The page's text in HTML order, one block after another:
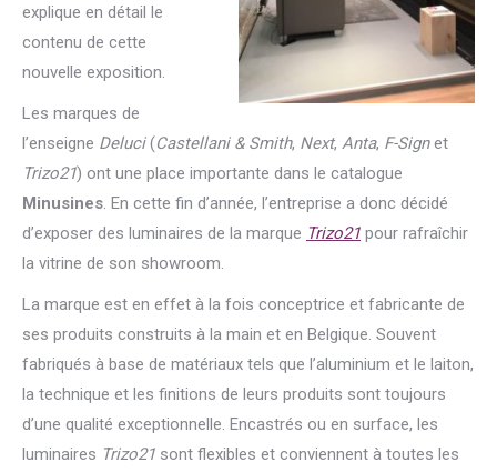
explique en détail le
contenu de cette
nouvelle exposition.
Les marques de
l’enseigne Deluci(Castellani & Smith, Next, Anta, F-Signet
Trizo21) ont une place importante dans le catalogue
Minusines. En cette fin d’année, l’entreprise a donc décidé
d’exposer des luminaires de la marque Trizo21 pour rafraîchir
la vitrine de son showroom.
La marque est en effet à la fois conceptrice et fabricante de
ses produits construits à la main et en Belgique. Souvent
fabriqués à base de matériaux tels que l’aluminium et le laiton,
la technique et les finitions de leurs produits sont toujours
d’une qualité exceptionnelle. Encastrés ou en surface, les
luminaires Trizo21 sont flexibles et conviennent à toutes les